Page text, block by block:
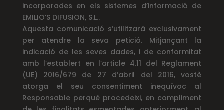
incorporades en els sistemes d’informació de
EMILIO’S DIFUSION, S.L..
Aquesta comunicació s’utilitzarà exclusivament
per atendre la seva petició. Mitjançant la
indicació de les seves dades, i de conformitat
amb l’establert en l’article 4.11 del Reglament
(UE) 2016/679 de 27 d’abril del 2016, vostè
atorga el seu consentiment inequívoc al
Responsable perquè procedeixi, en compliment